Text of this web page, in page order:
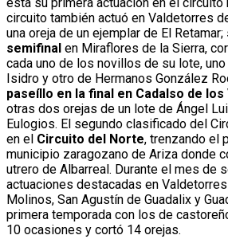
circuito también actuó en Valdetorres
una oreja de un ejemplar de El Retamar;
semifinal en Miraflores de la Sierra,
cada uno de los novillos de su lote,
Isidro y otro de Hermanos González
paseíllo en la final en Cadalso de los
otras dos orejas de un lote de Ángel
Eulogios. El segundo clasificado del
en el Circuito del Norte, trenzando el
municipio zaragozano de Ariza donde
utrero de Albarreal. Durante el mes de
actuaciones destacadas en
Molinos, San Agustín de Guadalix y
primera temporada con los de
10 ocasiones y cortó 14 orejas.